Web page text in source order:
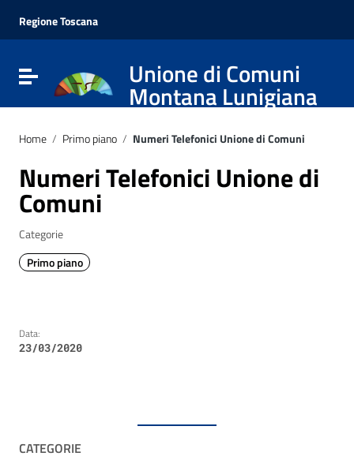
Vai al menu di navigazione
Vai al footer
Regione Toscana
Attiva / disattiva la navigazioneUnione di Comuni
Montana Lunigiana
Home / Primo piano / Numeri Telefonici Unione di Comuni
Numeri Telefonici Unione di
Comuni
Categorie
Primo piano
Data:
23/03/2020
CATEGORIE